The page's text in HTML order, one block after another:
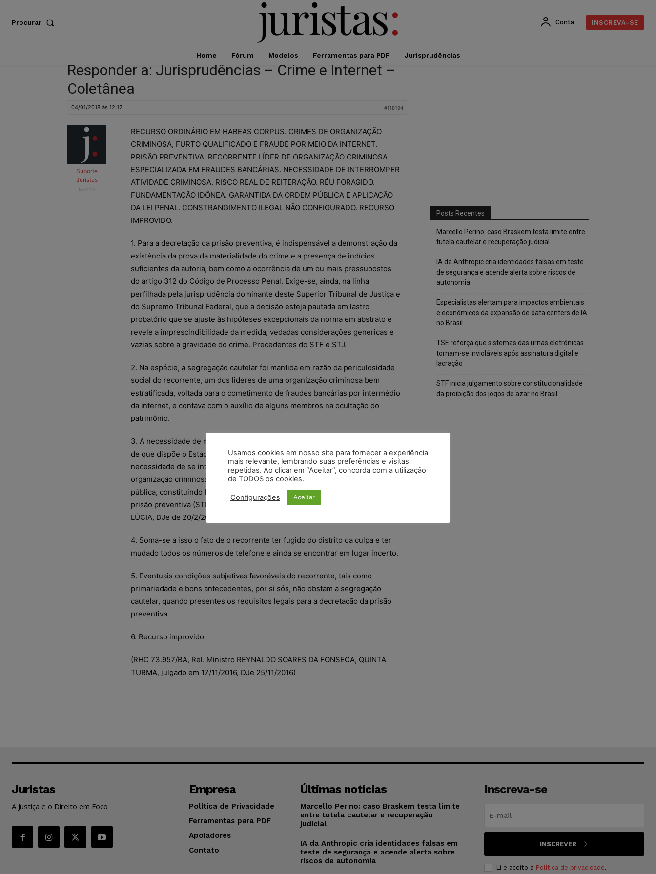
Procurar Conta INSCREVA-SE
Home Fórum Modelos Ferramentas para PDF Jurisprudências
Responder a: Jurisprudências – Crime e Internet –
Coletânea
04/01/2018 às 12:12 #118194
Suporte
Juristas
Mestre
RECURSO ORDINÁRIO EM HABEAS CORPUS. CRIMES DE ORGANIZAÇÃO
CRIMINOSA, FURTO QUALIFICADO E FRAUDE POR MEIO DA INTERNET.
PRISÃO PREVENTIVA. RECORRENTE LÍDER DE ORGANIZAÇÃO CRIMINOSA
ESPECIALIZADA EM FRAUDES BANCÁRIAS. NECESSIDADE DE INTERROMPER
ATIVIDADE CRIMINOSA. RISCO REAL DE REITERAÇÃO. RÉU FORAGIDO.
FUNDAMENTAÇÃO IDÔNEA. GARANTIDA DA ORDEM PÚBLICA E APLICAÇÃO
DA LEI PENAL. CONSTRANGIMENTO ILEGAL NÃO CONFIGURADO. RECURSO
IMPROVIDO.
1. Para a decretação da prisão preventiva, é indispensável a demonstração da
existência da prova da materialidade do crime e a presença de indícios
suficientes da autoria, bem como a ocorrência de um ou mais pressupostos
do artigo 312 do Código de Processo Penal. Exige-se, ainda, na linha
perfilhada pela jurisprudência dominante deste Superior Tribunal de Justiça e
do Supremo Tribunal Federal, que a decisão esteja pautada em lastro
probatório que se ajuste às hipóteses excepcionais da norma em abstrato e
revele a imprescindibilidade da medida, vedadas considerações genéricas e
vazias sobre a gravidade do crime. Precedentes do STF e STJ.
2. Na espécie, a segregação cautelar foi mantida em razão da periculosidade
social do recorrente, um dos lideres de uma organização criminosa bem
estratificada, voltada para o cometimento de fraudes bancárias por intermédio
da internet, e contava com o auxílio de alguns membros na ocultação do
patrimônio.
3. A necessidade de manutenção do cárcere constitui importante instrumento
de que dispõe o Estado para desarticular organizações criminosas. A
necessidade de se interromper ou diminuir a atuação de integrantes de
organização criminosa, enquadra-se no conceito de garantia da ordem
pública, constituindo fundamentação cautelar idônea e suficiente para a
prisão preventiva (STF, Primeira Turma, HC-95.024/SP, Rel. Min. CÁRMEN
LÚCIA, DJe de 20/2/2009).
4. Soma-se a isso o fato de o recorrente ter fugido do distrito da culpa e ter
mudado todos os números de telefone e ainda se encontrar em lugar incerto.
5. Eventuais condições subjetivas favoráveis do recorrente, tais como
primariedade e bons antecedentes, por si sós, não obstam a segregação
cautelar, quando presentes os requisitos legais para a decretação da prisão
preventiva.
6. Recurso improvido.
(RHC 73.957/BA, Rel. Ministro REYNALDO SOARES DA FONSECA, QUINTA
TURMA, julgado em 17/11/2016, DJe 25/11/2016)
Posts Recentes
Marcello Perino: caso Braskem testa limite entre
tutela cautelar e recuperação judicial
IA da Anthropic cria identidades falsas em teste
de segurança e acende alerta sobre riscos de
autonomia
Especialistas alertam para impactos ambientais
e econômicos da expansão de data centers de IA
no Brasil
TSE reforça que sistemas das urnas eletrônicas
tornam-se invioláveis após assinatura digital e
lacração
STF inicia julgamento sobre constitucionalidade
da proibição dos jogos de azar no Brasil
Juristas
A Justiça e o Direito em Foco
Empresa
Política de Privacidade
Ferramentas para PDF
Apoiadores
Contato
Últimas notícias
Marcello Perino: caso Braskem testa limite
entre tutela cautelar e recuperação
judicial
IA da Anthropic cria identidades falsas em
teste de segurança e acende alerta sobre
riscos de autonomia
Inscreva-se
INSCREVER
Li e aceito a Política de privacidade.
Usamos cookies em nosso site para fornecer a experiência
mais relevante, lembrando suas preferências e visitas
repetidas. Ao clicar em “Aceitar”, concorda com a utilização
de TODOS os cookies.
Configurações Aceitar